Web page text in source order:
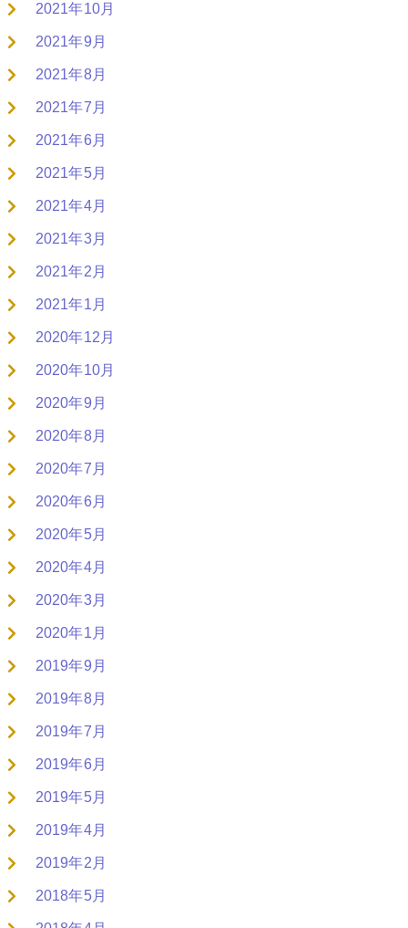
2021年10月
2021年9月
2021年8月
2021年7月
2021年6月
2021年5月
2021年4月
2021年3月
2021年2月
2021年1月
2020年12月
2020年10月
2020年9月
2020年8月
2020年7月
2020年6月
2020年5月
2020年4月
2020年3月
2020年1月
2019年9月
2019年8月
2019年7月
2019年6月
2019年5月
2019年4月
2019年2月
2018年5月